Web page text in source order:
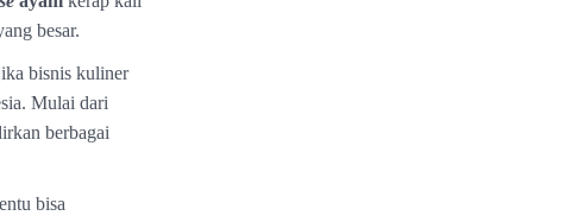
besar.
bisnis kuliner
Mulai dari
berbagai
bisa